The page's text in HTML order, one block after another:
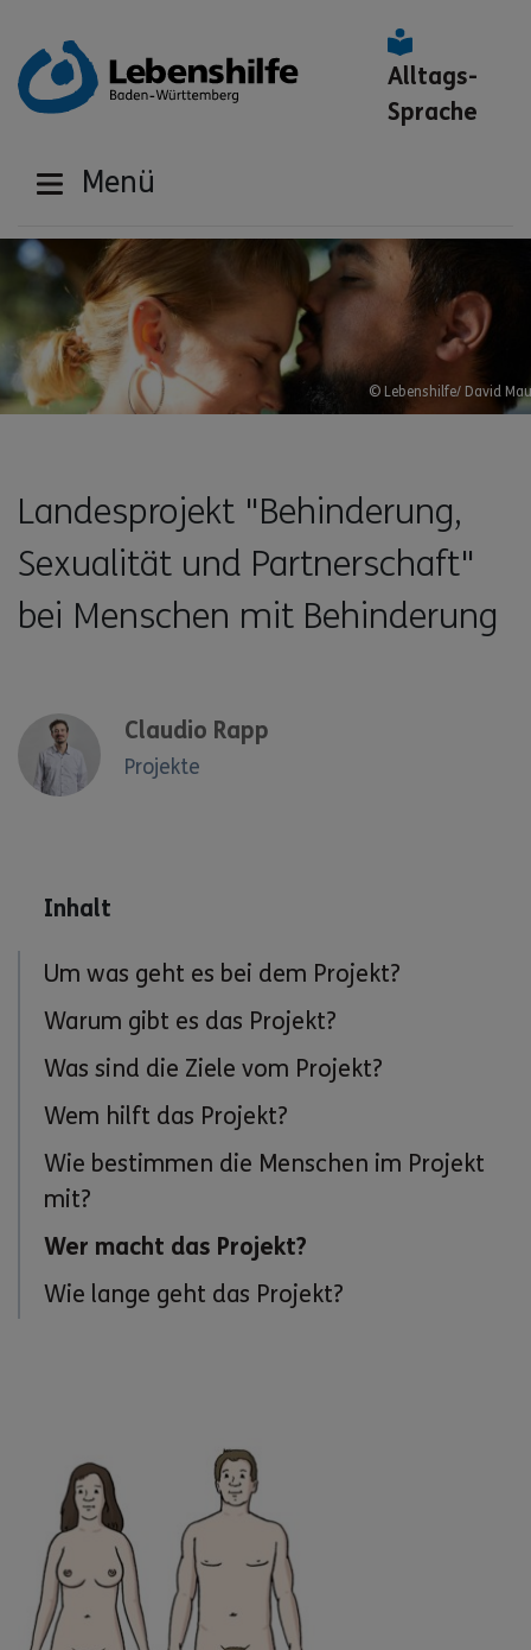
Alltags-
Sprache
Menü
© Lebenshilfe/ David
Landesprojekt "Behinderung,
Sexualität und Partnerschaft"
bei Menschen mit Behinderung
Claudio Rapp
Projekte
Inhalt
Um was geht es bei dem Projekt?
Warum gibt es das Projekt?
Was sind die Ziele vom Projekt?
Wem hilft das Projekt?
Wie bestimmen die Menschen im Projekt
mit?
Wer macht das Projekt?
Wie lange geht das Projekt?